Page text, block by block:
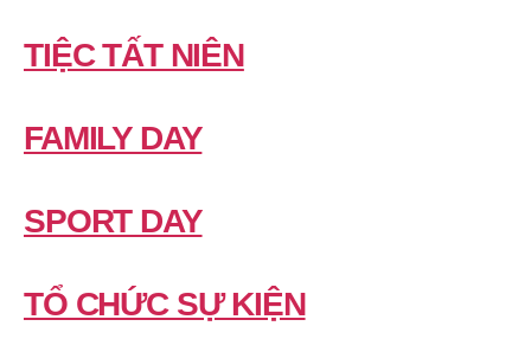
TIỆC TẤT NIÊN
FAMILY DAY
SPORT DAY
TỔ CHỨC SỰ KIỆN